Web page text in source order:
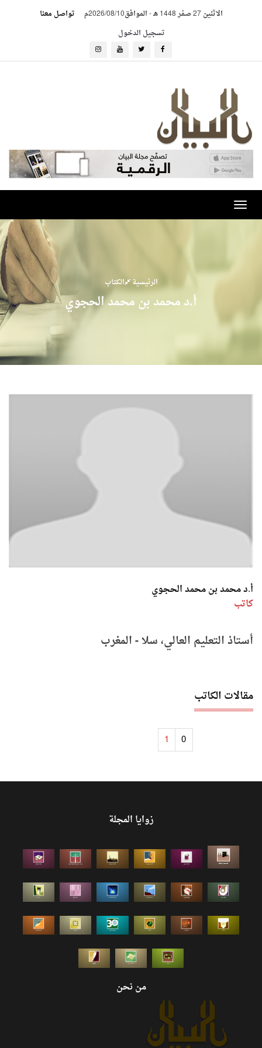
الاثنين 27 صفر 1448 هـ -الموافق2026/08/10م
تواصل معنا
تسجيل الدخول
Toggle
navigation
الرئيسية الكتاب
أ.د محمد بن محمد الحجوي
أ.د محمد بن محمد الحجوي
كاتب
أستاذ التعليم العالي، سلا - المغرب
مقالات الكاتب
0
1
زوايا المجلة
من نحن